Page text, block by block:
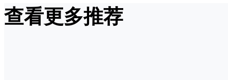
查看更多推荐